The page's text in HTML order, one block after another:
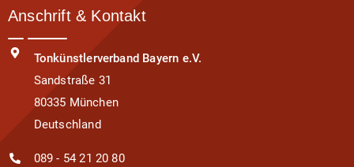
Anschrift & Kontakt
Tonkünstlerverband Bayern e.V.
Sandstraße 31
80335 München
Deutschland
089 - 54 21 20 80